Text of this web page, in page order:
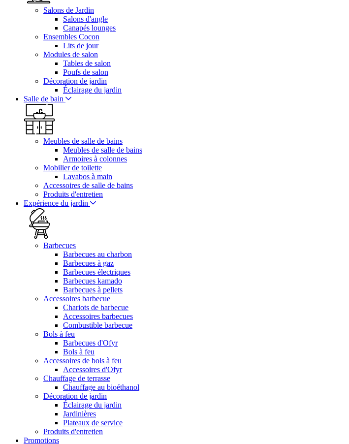
Salons de Jardin
Salons d'angle
Canapés lounges
Ensembles Cocon
Lits de jour
Modules de salon
Tables de salon
Poufs de salon
Décoration de jardin
Éclairage du jardin
Salle de bain
Meubles de salle de bains
Meubles de salle de bains
Armoires à colonnes
Mobilier de toilette
Lavabos à main
Accessoires de salle de bains
Produits d'entretien
Expérience du jardin
Barbecues
Barbecues au charbon
Barbecues à gaz
Barbecues électriques
Barbecues kamado
Barbecues à pellets
Accessoires barbecue
Chariots de barbecue
Accessoires barbecues
Combustible barbecue
Bols à feu
Barbecues d'Ofyr
Bols à feu
Accessoires de bols à feu
Accessoires d'Ofyr
Chauffage de terrasse
Chauffage au bioéthanol
Décoration de jardin
Éclairage du jardin
Jardinières
Plateaux de service
Produits d'entretien
Promotions